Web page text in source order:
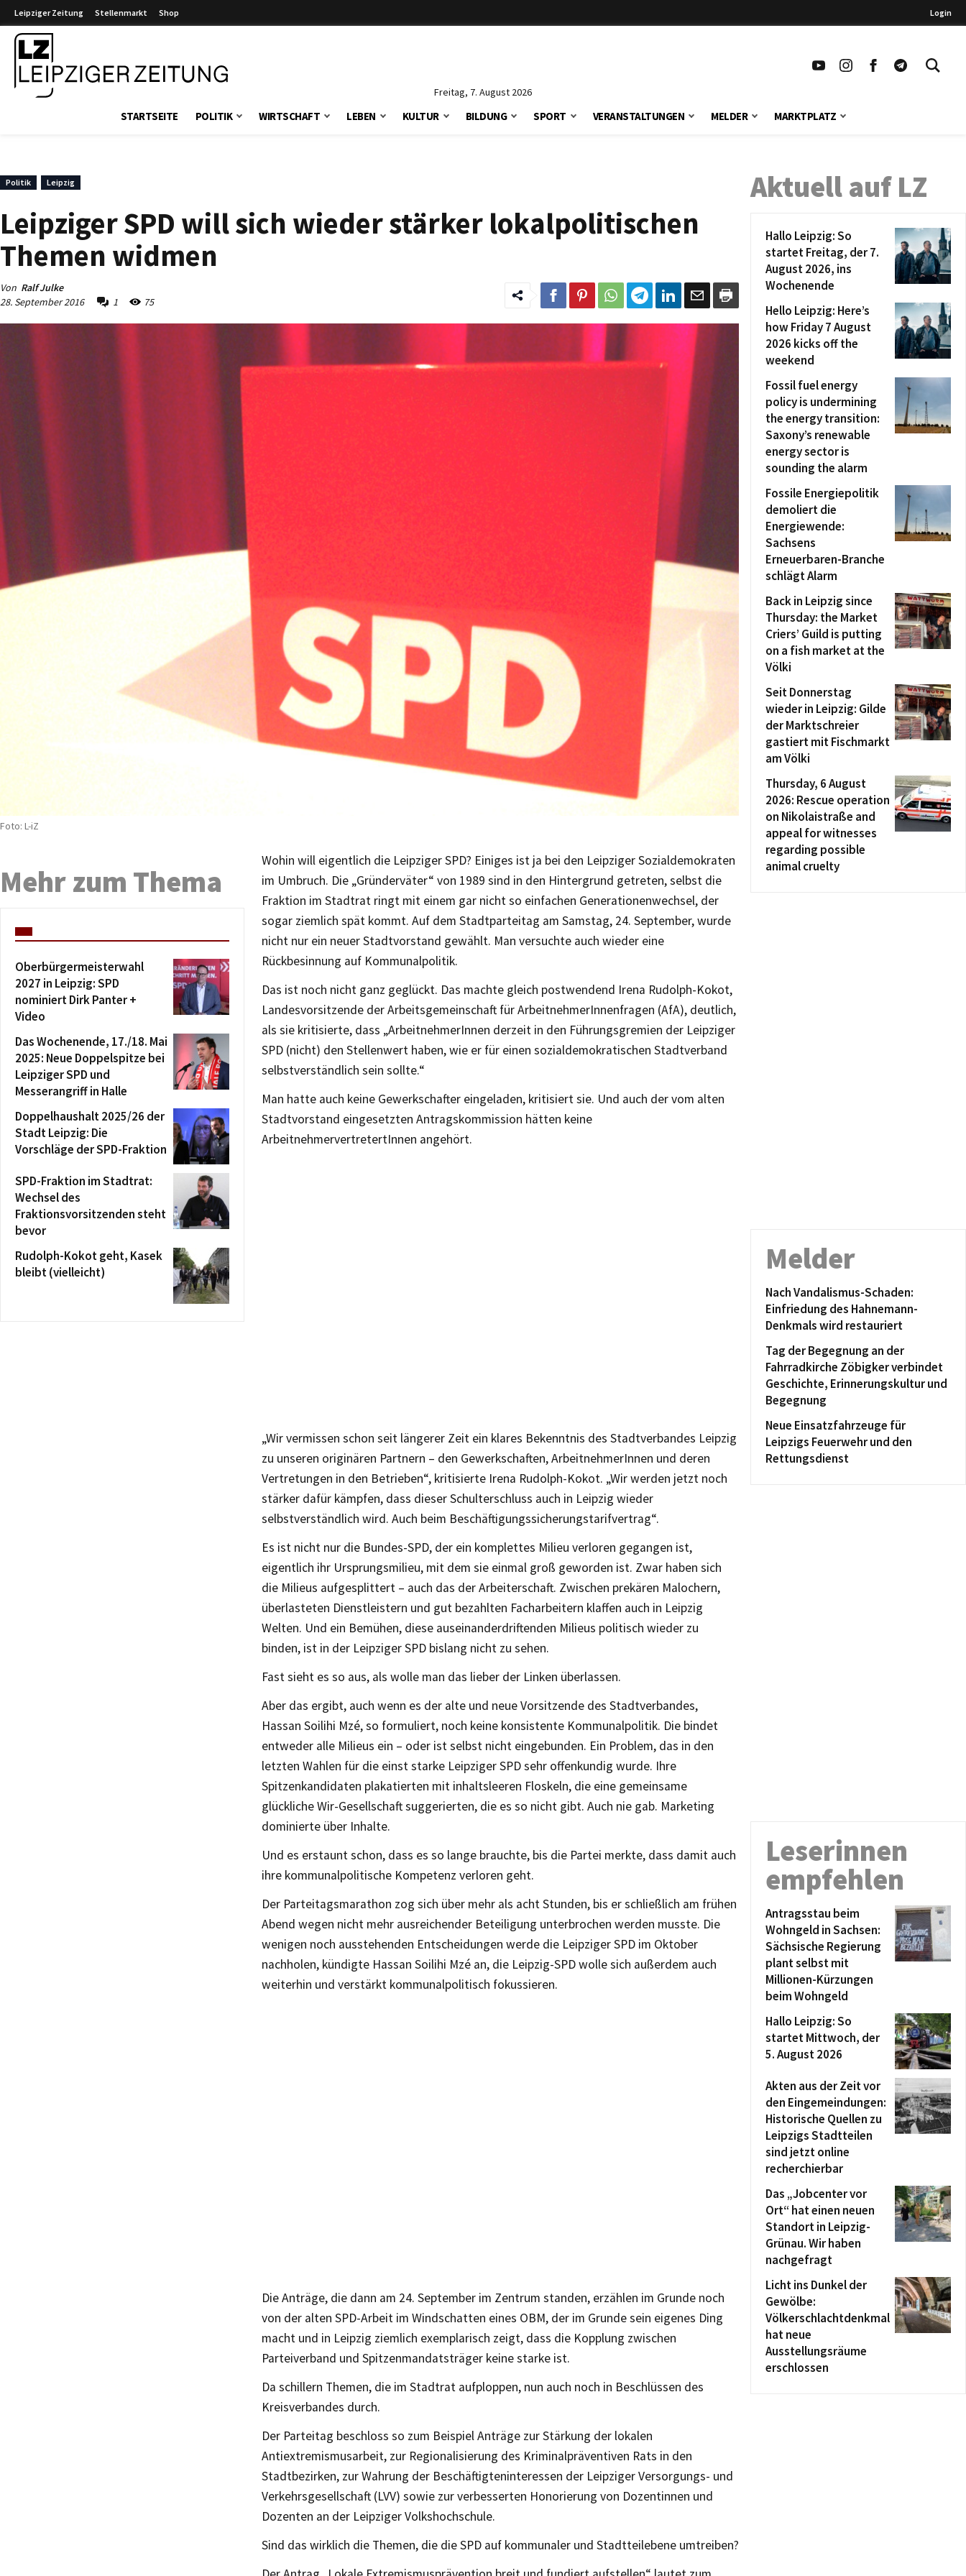
Leipziger Zeitung Stellenmarkt Shop Login
Freitag, 7. August 2026
STARTSEITE POLITIK WIRTSCHAFT LEBEN KULTUR BILDUNG SPORT VERANSTALTUNGEN MELDER MARKTPLATZ
Politik Leipzig
Leipziger SPD will sich wieder stärker lokalpolitischen
Themen widmen
Von Ralf Julke
28. September 2016
1 75
Foto: L-iZ
Wohin will eigentlich die Leipziger SPD? Einiges ist ja bei den Leipziger Sozialdemokraten
im Umbruch. Die „Gründerväter“ von 1989 sind in den Hintergrund getreten, selbst die
Fraktion im Stadtrat ringt mit einem gar nicht so einfachen Generationenwechsel, der
sogar ziemlich spät kommt. Auf dem Stadtparteitag am Samstag, 24. September, wurde
nicht nur ein neuer Stadtvorstand gewählt. Man versuchte auch wieder eine
Rückbesinnung auf Kommunalpolitik.
Das ist noch nicht ganz geglückt. Das machte gleich postwendend Irena Rudolph-Kokot,
Landesvorsitzende der Arbeitsgemeinschaft für ArbeitnehmerInnenfragen (AfA), deutlich,
als sie kritisierte, dass „ArbeitnehmerInnen derzeit in den Führungsgremien der Leipziger
SPD (nicht) den Stellenwert haben, wie er für einen sozialdemokratischen Stadtverband
selbstverständlich sein sollte.“
Man hatte auch keine Gewerkschafter eingeladen, kritisiert sie. Und auch der vom alten
Stadtvorstand eingesetzten Antragskommission hätten keine
ArbeitnehmervertretertInnen angehört.
„Wir vermissen schon seit längerer Zeit ein klares Bekenntnis des Stadtverbandes Leipzig
zu unseren originären Partnern – den Gewerkschaften, ArbeitnehmerInnen und deren
Vertretungen in den Betrieben“, kritisierte Irena Rudolph-Kokot. „Wir werden jetzt noch
stärker dafür kämpfen, dass dieser Schulterschluss auch in Leipzig wieder
selbstverständlich wird. Auch beim Beschäftigungssicherungstarifvertrag“.
Es ist nicht nur die Bundes-SPD, der ein komplettes Milieu verloren gegangen ist,
eigentlich ihr Ursprungsmilieu, mit dem sie einmal groß geworden ist. Zwar haben sich
die Milieus aufgesplittert – auch das der Arbeiterschaft. Zwischen prekären Malochern,
überlasteten Dienstleistern und gut bezahlten Facharbeitern klaffen auch in Leipzig
Welten. Und ein Bemühen, diese auseinanderdriftenden Milieus politisch wieder zu
binden, ist in der Leipziger SPD bislang nicht zu sehen.
Fast sieht es so aus, als wolle man das lieber der Linken überlassen.
Aber das ergibt, auch wenn es der alte und neue Vorsitzende des Stadtverbandes,
Hassan Soilihi Mzé, so formuliert, noch keine konsistente Kommunalpolitik. Die bindet
entweder alle Milieus ein – oder ist selbst nicht eingebunden. Ein Problem, das in den
letzten Wahlen für die einst starke Leipziger SPD sehr offenkundig wurde. Ihre
Spitzenkandidaten plakatierten mit inhaltsleeren Floskeln, die eine gemeinsame
glückliche Wir-Gesellschaft suggerierten, die es so nicht gibt. Auch nie gab. Marketing
dominierte über Inhalte.
Und es erstaunt schon, dass es so lange brauchte, bis die Partei merkte, dass damit auch
ihre kommunalpolitische Kompetenz verloren geht.
Der Parteitagsmarathon zog sich über mehr als acht Stunden, bis er schließlich am frühen
Abend wegen nicht mehr ausreichender Beteiligung unterbrochen werden musste. Die
wenigen noch ausstehenden Entscheidungen werde die Leipziger SPD im Oktober
nachholen, kündigte Hassan Soilihi Mzé an, die Leipzig-SPD wolle sich außerdem auch
weiterhin und verstärkt kommunalpolitisch fokussieren.
Die Anträge, die dann am 24. September im Zentrum standen, erzählen im Grunde noch
von der alten SPD-Arbeit im Windschatten eines OBM, der im Grunde sein eigenes Ding
macht und in Leipzig ziemlich exemplarisch zeigt, dass die Kopplung zwischen
Parteiverband und Spitzenmandatsträger keine starke ist.
Da schillern Themen, die im Stadtrat aufploppen, nun auch noch in Beschlüssen des
Kreisverbandes durch.
Der Parteitag beschloss so zum Beispiel Anträge zur Stärkung der lokalen
Antiextremismusarbeit, zur Regionalisierung des Kriminalpräventiven Rats in den
Stadtbezirken, zur Wahrung der Beschäftigteninteressen der Leipziger Versorgungs- und
Verkehrsgesellschaft (LVV) sowie zur verbesserten Honorierung von Dozentinnen und
Dozenten an der Leipziger Volkshochschule.
Sind das wirklich die Themen, die die SPD auf kommunaler und Stadtteilebene umtreiben?
Mehr zum Thema
Oberbürgermeisterwahl
2027 in Leipzig: SPD
nominiert Dirk Panter +
Video
Das Wochenende, 17./18. Mai
2025: Neue Doppelspitze bei
Leipziger SPD und
Messerangriff in Halle
Doppelhaushalt 2025/26 der
Stadt Leipzig: Die
Vorschläge der SPD-Fraktion
SPD-Fraktion im Stadtrat:
Wechsel des
Fraktionsvorsitzenden steht
bevor
Rudolph-Kokot geht, Kasek
bleibt (vielleicht)
Aktuell auf LZ
Hallo Leipzig: So
startet Freitag, der 7.
August 2026, ins
Wochenende
Hello Leipzig: Here’s
how Friday 7 August
2026 kicks off the
weekend
Fossil fuel energy
policy is undermining
the energy transition:
Saxony’s renewable
energy sector is
sounding the alarm
Fossile Energiepolitik
demoliert die
Energiewende:
Sachsens
Erneuerbaren-Branche
schlägt Alarm
Back in Leipzig since
Thursday: the Market
Criers’ Guild is putting
on a fish market at the
Völki
Seit Donnerstag
wieder in Leipzig: Gilde
der Marktschreier
gastiert mit Fischmarkt
am Völki
Thursday, 6 August
2026: Rescue operation
on Nikolaistraße and
appeal for witnesses
regarding possible
animal cruelty
Melder
Nach Vandalismus-Schaden:
Einfriedung des Hahnemann-
Denkmals wird restauriert
Tag der Begegnung an der
Fahrradkirche Zöbigker verbindet
Geschichte, Erinnerungskultur und
Begegnung
Neue Einsatzfahrzeuge für
Leipzigs Feuerwehr und den
Rettungsdienst
Leserinnen
empfehlen
Antragsstau beim
Wohngeld in Sachsen:
Sächsische Regierung
plant selbst mit
Millionen-Kürzungen
beim Wohngeld
Hallo Leipzig: So
startet Mittwoch, der
5. August 2026
Akten aus der Zeit vor
den Eingemeindungen:
Historische Quellen zu
Leipzigs Stadtteilen
sind jetzt online
recherchierbar
Das „Jobcenter vor
Ort“ hat einen neuen
Standort in Leipzig-
Grünau. Wir haben
nachgefragt
Licht ins Dunkel der
Gewölbe:
Völkerschlachtdenkmal
hat neue
Ausstellungsräume
erschlossen